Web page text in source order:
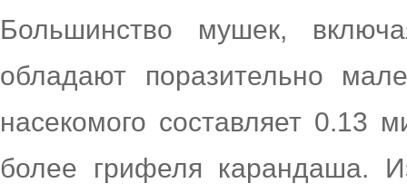
Большинство мушек,
обладают поразительно
насекомого составляет 0.13
более грифеля карандаша.